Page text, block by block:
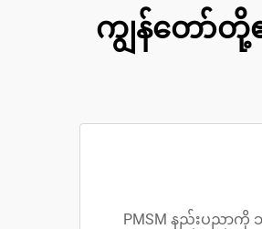
ကျွန်တော်တို့
PMSM နည်းပညာကို